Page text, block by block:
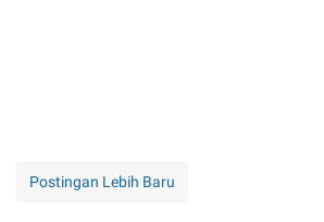
Postingan Lebih Baru